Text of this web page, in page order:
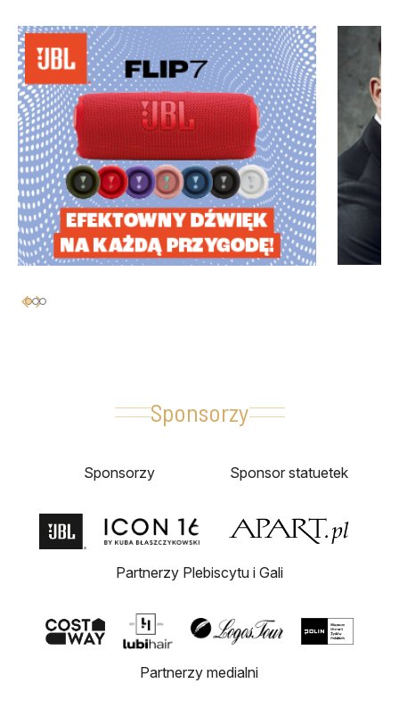
Sponsorzy
Sponsorzy Sponsor statuetek
Partnerzy Plebiscytu i Gali
Partnerzy medialni